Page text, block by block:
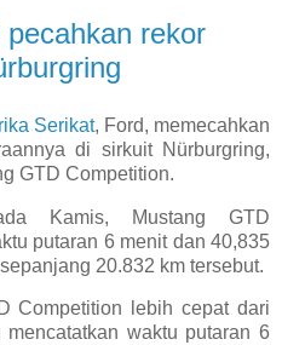
rekor
Serikat, Ford, memecahkan
di sirkuit Nürburgring,
GTD Competition.
Kamis, ​​Mustang GTD
putaran 6 menit dan 40,835
20.832 km tersebut.
Competition lebih cepat dari
waktu putaran 6